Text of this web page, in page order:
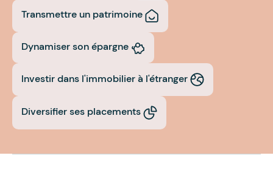
Transmettre un patrimoine
Dynamiser son épargne
Investir dans l'immobilier à l'étranger
Diversifier ses placements